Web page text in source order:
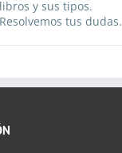
libros y sus tipos.
Resolvemos tus dudas.